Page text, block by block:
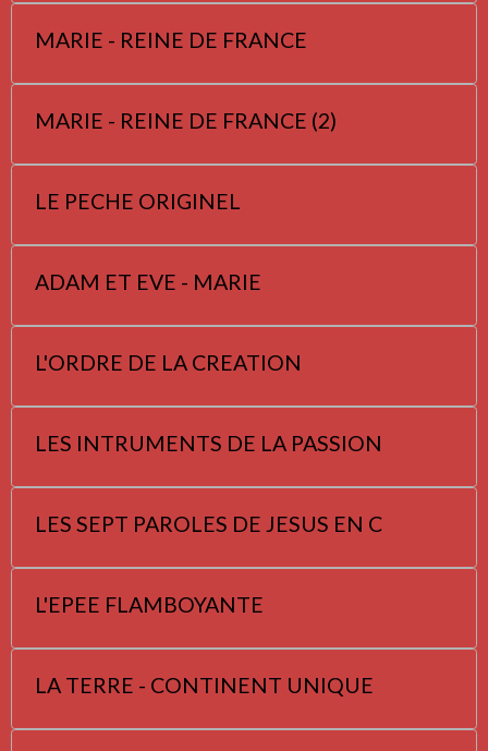
MARIE - REINE DE FRANCE
MARIE - REINE DE FRANCE (2)
LE PECHE ORIGINEL
ADAM ET EVE - MARIE
L'ORDRE DE LA CREATION
LES INTRUMENTS DE LA PASSION
LES SEPT PAROLES DE JESUS EN C
L'EPEE FLAMBOYANTE
LA TERRE - CONTINENT UNIQUE